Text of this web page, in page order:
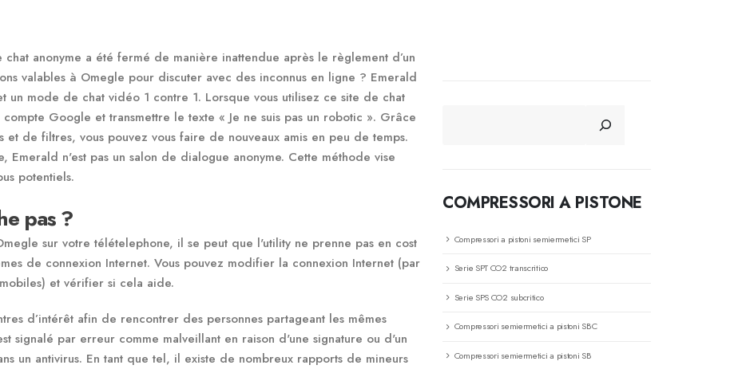
anonyme a été fermé de manière inattendue après le règlement d’un
valables à Omegle pour discuter avec des inconnus en ligne ? Emerald
un mode de chat vidéo 1 contre 1. Lorsque vous utilisez ce site de chat
Google et transmettre le texte « Je ne suis pas un robotic ». Grâce
et de filtres, vous pouvez vous faire de nouveaux amis en peu de temps.
Emerald n'est pas un salon de dialogue anonyme. Cette méthode vise
potentiels.
pas ?
sur votre télételephone, il se peut que l'utility ne prenne pas en cost
de connexion Internet. Vous pouvez modifier la connexion Internet (par
et vérifier si cela aide.
d’intérêt afin de rencontrer des personnes partageant les mêmes
signalé par erreur comme malveillant en raison d'une signature ou d'un
un antivirus. En tant que tel, il existe de nombreux rapports de mineurs
COMPRESSORI A PISTONE
Compressori a pistoni semiermetici SP
Serie SPT CO2 transcritico
Serie SPS CO2 subcritico
Compressori semiermetici a pistoni SBC
Compressori semiermetici a pistoni SB